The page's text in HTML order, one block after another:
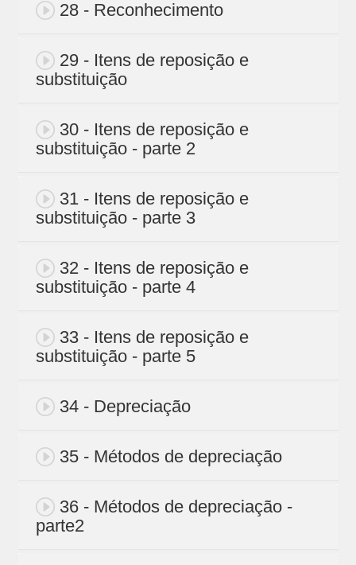
28 - Reconhecimento
29 - Itens de reposição e
substituição
30 - Itens de reposição e
substituição - parte 2
31 - Itens de reposição e
substituição - parte 3
32 - Itens de reposição e
substituição - parte 4
33 - Itens de reposição e
substituição - parte 5
34 - Depreciação
35 - Métodos de depreciação
36 - Métodos de depreciação -
parte2